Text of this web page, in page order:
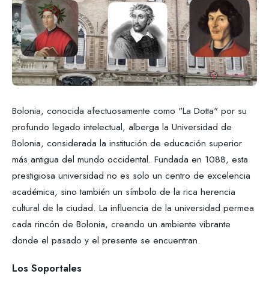
Bolonia, conocida afectuosamente como "La Dotta" por su
profundo legado intelectual, alberga la Universidad de
Bolonia, considerada la institución de educación superior
más antigua del mundo occidental. Fundada en 1088, esta
prestigiosa universidad no es solo un centro de excelencia
académica, sino también un símbolo de la rica herencia
cultural de la ciudad. La influencia de la universidad permea
cada rincón de Bolonia, creando un ambiente vibrante
donde el pasado y el presente se encuentran.
Los Soportales